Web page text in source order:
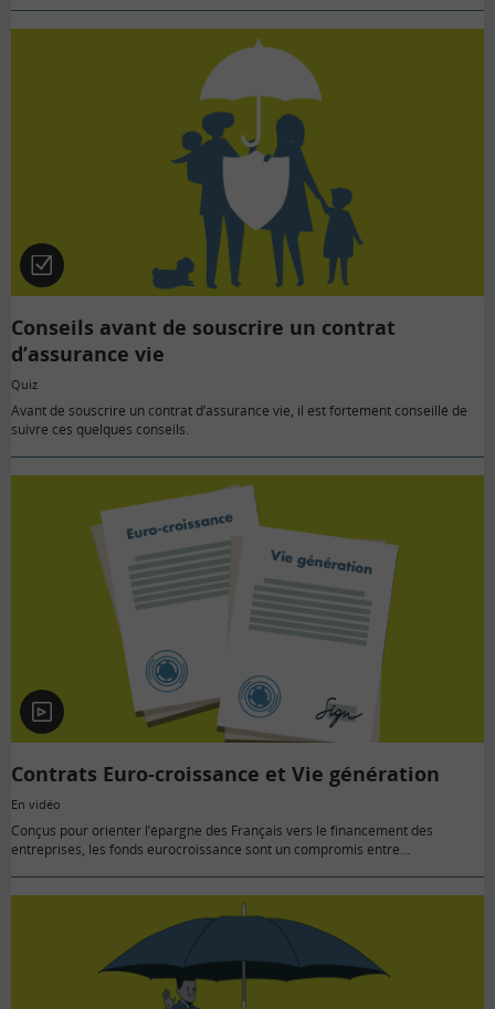
Quiz
Conseils avant de souscrire un contrat
d’assurance vie
Quiz
Avant de souscrire un contrat d’assurance vie, il est fortement conseillé de
suivre ces quelques conseils.
En
vidéo
Contrats Euro-croissance et Vie génération
En vidéo
Conçus pour orienter l’épargne des Français vers le financement des
entreprises, les fonds eurocroissance sont un compromis entre…